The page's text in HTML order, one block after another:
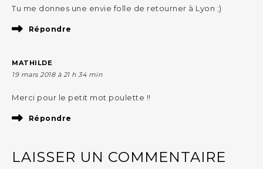
Tu me donnes une envie folle de retourner à Lyon ;)
Répondre
MATHILDE
19 mars 2018 à 21 h 34 min
Merci pour le petit mot poulette !!
Répondre
LAISSER UN COMMENTAIRE